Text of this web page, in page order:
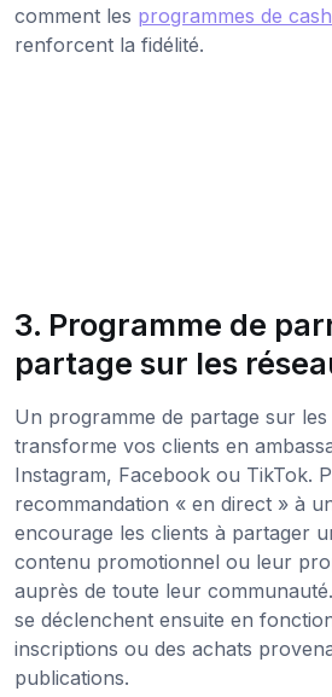
comment les programmes de
renforcent la fidélité.
3. Programme de
partage sur les
Un programme de partage sur
transforme vos clients en
Instagram, Facebook ou TikTok.
recommandation « en direct » à
encourage les clients à partager
contenu promotionnel ou leur
auprès de toute leur
se déclenchent ensuite en
inscriptions ou des achats
publications.